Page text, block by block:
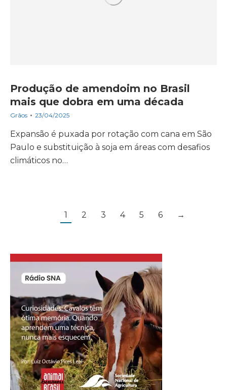
Produção de amendoim no Brasil
mais que dobra em uma década
Grãos 23/04/2025
Expansão é puxada por rotação com cana em São
Paulo e substituição à soja em áreas com desafios
climáticos no…
1 2 3 4 5 6 →